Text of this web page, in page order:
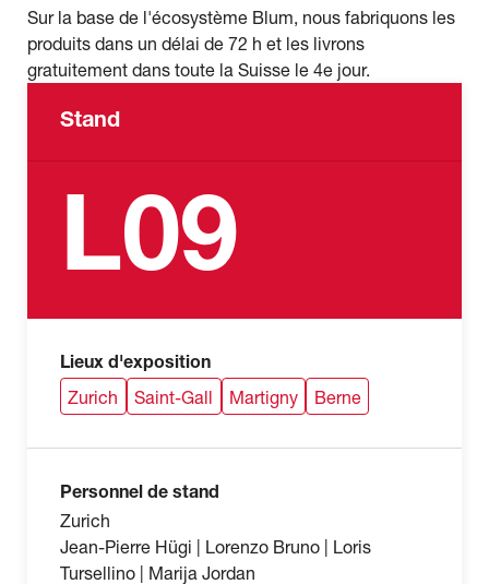
Sur la base de l'écosystème Blum, nous fabriquons les
produits dans un délai de 72 h et les livrons
gratuitement dans toute la Suisse le 4e jour.
Stand
L09
Lieux d'exposition
Zurich Saint-Gall Martigny Berne
Personnel de stand
Zurich
Jean-Pierre Hügi | Lorenzo Bruno | Loris
Tursellino | Marija Jordan